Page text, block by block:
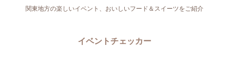
関東地方の楽しいイベント、おいしいフード＆スイーツをご紹介
イベントチェッカー